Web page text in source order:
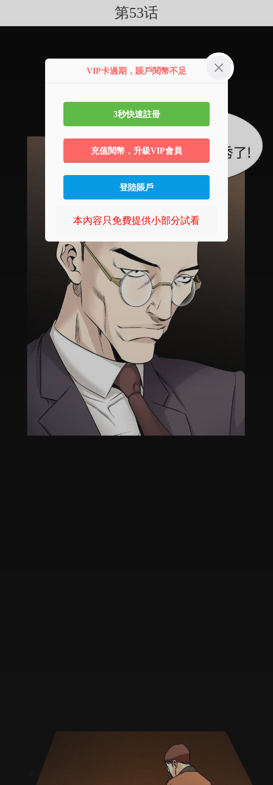
第53话
VIP卡過期，賬戶閱幣不足
3秒快速註冊
充值閱幣，升級VIP會員
登陸賬戶
本內容只免費提供小部分試看